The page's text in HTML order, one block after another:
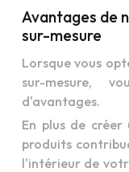
Avantages de
sur-mesure
Lorsque vous
sur-mesure,
d'avantages.
En plus de créer
produits
l'intérieur de